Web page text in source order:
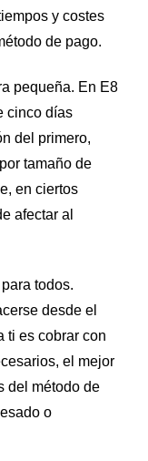
y costes
de pago.
pequeña. En E8
cinco días
del primero,
tamaño de
en ciertos
afectar al
todos.
desde el
ti es cobrar con
el mejor
del método de
o